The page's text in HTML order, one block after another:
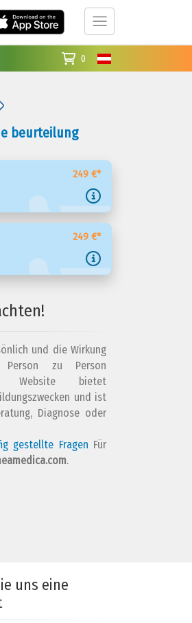
0
beurteilung
249 €*
249 €*
und die Wirkung
zu Person
Website bietet
und ist
Diagnose oder
gestellte Fragen Für
.
uns eine